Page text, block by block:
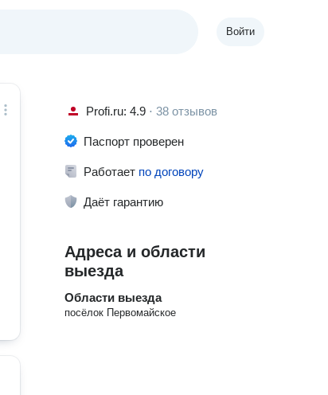
Войти
Profi.ru: 4.9 ⋅38 отзывов
Паспорт проверен
Работает по договору
Даёт гарантию
Адреса и области
выезда
Области выезда
посёлок Первомайское